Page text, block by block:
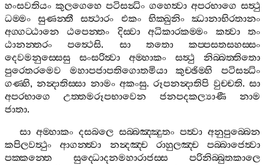
හංසවතියං කුලගෙහෙ පටිසන්‍ධිං ගහෙත්‍වා අපරභාගෙ සත්‍ථු
ධම‍්මං
සුණන‍්තී සත්‍ථාරං එකං භික‍්ඛුනිං
ඣානාභිරතානං
අග‍්ගට‍්ඨානෙ
ඨපෙන‍්තං දිස‍්වා අධිකාරකම‍්මං කත්‍වා
තං
ඨානන‍්තරං
පත්‍ථෙසි. සා තතො
කප‍්පසතසහස‍්සං
දෙවමනුස‍්සෙසු
සංසරිත්‍වා අම‍්හාකං සත්‍ථු
නිබ‍්බත‍්තිතො
පුරෙතරමෙව
මහාපජාපතිගොතමියා කුච‍්ඡිම‍්හි
පටිසන්‍ධිං
ගණ‍්හි,නන්‍දාතිස‍්සා නාමං අකංසු.රූපනන්‍දාතිපි වුච‍්චති.සා
අපරභාගෙ
උත‍්තමරූපභාවෙන ජනපදකල්‍යාණී
නාම
ජාතා.
සා අම‍්හාකං දසබලෙ සබ‍්බඤ‍්ඤුතං පත්‍වා අනුපුබ‍්බෙන
කපිලවත්‍ථුං
ආගන‍්ත්‍වා නන්‍දඤ‍්ච රාහුලඤ‍්ච
පබ‍්බාජෙත්‍වා
පක‍්කන‍්තෙ
සුද‍්ධොදනමහාරාජස‍්ස
පරිනිබ‍්බුතකාලෙ